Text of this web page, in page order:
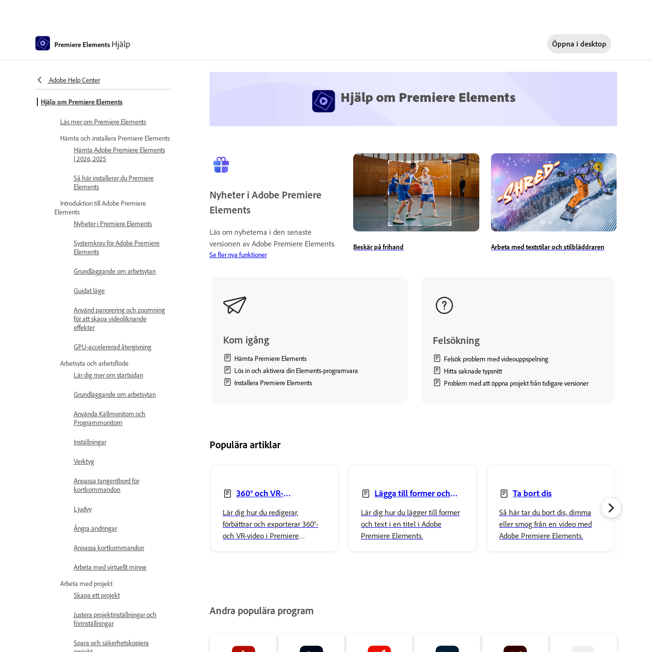
Premiere Elements Hjälp Öppna i desktop
Adobe Help Center
Hjälp om Premiere Elements
Läs mer om Premiere Elements
Hämta och installera Premiere Elements
Hämta Adobe Premiere Elements
| 2026, 2025
Så här installerar du Premiere
Elements
Introduktion till Adobe Premiere
Elements
Nyheter i Premiere Elements
Systemkrav för Adobe Premiere
Elements
Grundläggande om arbetsytan
Guidat läge
Använd panorering och zoomning
för att skapa videoliknande
effekter
GPU-accelererad återgivning
Arbetsyta och arbetsflöde
Lär dig mer om startsidan
Grundläggande om arbetsytan
Använda Källmonitorn och
Programmonitorn
Inställningar
Verktyg
Anpassa tangentbord för
kortkommandon
Ljudvy
Ångra ändringar
Anpassa kortkommandon
Arbeta med virtuellt minne
Arbeta med projekt
Skapa ett projekt
Justera projektinställningar och
förinställningar
Spara och säkerhetskopiera
Hjälp om Premiere Elements
Nyheter i Adobe Premiere
Elements
Läs om nyheterna i den senaste
versionen av Adobe Premiere Elements.
Se fler nya funktioner
Beskär på frihand Arbeta med textstilar och stilbläddraren
Kom igång
Hämta Premiere Elements
Lös in och aktivera din Elements-programvara
Installera Premiere Elements
Felsökning
Felsök problem med videouppspelning
Hitta saknade typsnitt
Problem med att öppna projekt från tidigare versioner
Populära artiklar
360° och VR-
Lär dig hur du redigerar,
förbättrar och exporterar 360°-
och VR-video i Premiere
Lägga till former och
Lär dig hur du lägger till former
och text i en titel i Adobe
Premiere Elements.
Ta bort dis
Så här tar du bort dis, dimma
eller smog från en video med
Adobe Premiere Elements.
Andra populära program